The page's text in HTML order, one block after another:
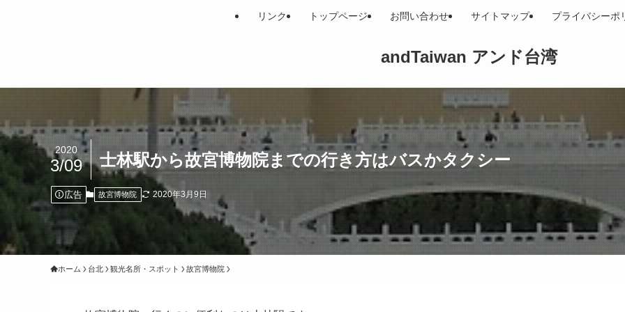
andTaiwan アンド台湾
リンク トップページ お問い合わせ サイトマップ プライバシーポ
士林駅から故宮博物院までの行き方はバスかタクシー
2020
3/09
広告 故宮博物院 2020年3月9日
ホーム 台北 観光名所・スポット 故宮博物院